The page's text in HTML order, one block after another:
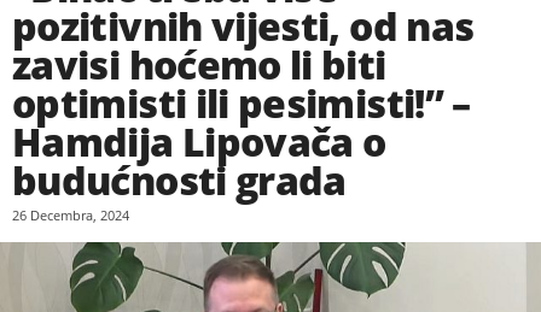
pozitivnih vijesti, od nas
zavisi hoćemo li biti
optimisti ili pesimisti!” –
Hamdija Lipovača o
budućnosti grada
26 Decembra, 2024